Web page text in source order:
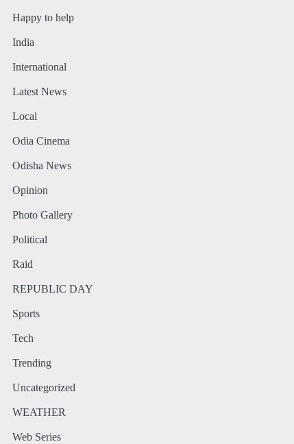
Happy to help
India
International
Latest News
Local
Odia Cinema
Odisha News
Opinion
Photo Gallery
Political
Raid
REPUBLIC DAY
Sports
Tech
Trending
Uncategorized
WEATHER
Web Series